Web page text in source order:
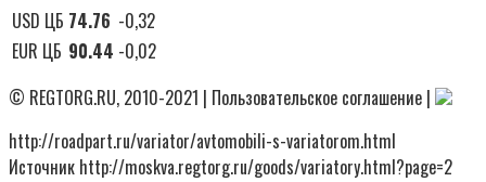
USD ЦБ 74.76 -0,32
EUR ЦБ 90.44 -0,02
© REGTORG.RU, 2010-2021 | Пользовательское соглашение |
http://roadpart.ru/variator/avtomobili-s-variatorom.html
Источник http://moskva.regtorg.ru/goods/variatory.html?page=2